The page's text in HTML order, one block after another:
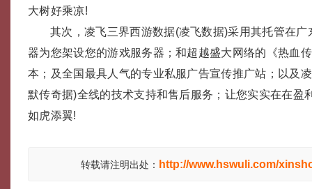
大树好乘凉!
其次，凌飞三界西游数据(凌飞数据)采用其托管在
器为您架设您的游戏服务器；和超越盛大网络的《热血
本；及全国最具人气的专业私服广告宣传推广站；以及
默传奇据)全线的技术支持和售后服务；让您实实在在盈
如虎添翼!
转载请注明出处： http://www.hswuli.com/